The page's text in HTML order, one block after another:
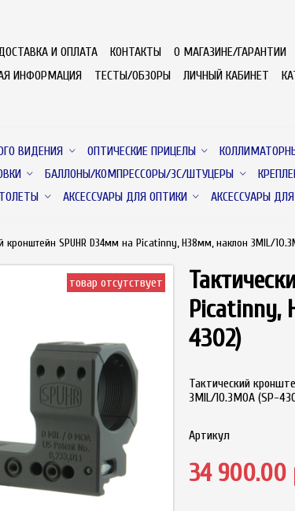
И ОПЛАТА КОНТАКТЫ
О МАГАЗИНЕ/ГАРАНТИИ
ИНФОРМАЦИЯ
ТЕСТЫ/ОБЗОРЫ ЛИЧНЫЙ КАБИНЕТ
ВИДЕНИЯ ОПТИЧЕСКИЕ ПРИЦЕЛЫ
БАЛЛОНЫ/КОМПРЕССОРЫ/ЗС/ШТУЦЕРЫ
АКСЕССУАРЫ ДЛЯ ОПТИКИ АКСЕССУАРЫ
кронштейн SPUHR D34мм на Picatinny, H38мм, наклон 3MIL/
товар отсутствует
Picatinny,
4302)
Тактический
3MIL/10.3MOA (SP-
Артикул
34 900.00